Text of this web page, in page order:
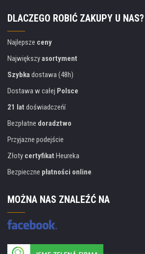
DLACZEGO ROBIĆ ZAKUPY U NAS?
Najlepsze ceny
Największyasortyment
Szybkadostawa (48h)
Dostawa w całej Polsce
21 lat doświadczeńí
Bezpłatne doradztwo
Przyjazne podejście
Złoty certyfikat Heureka
Bezpieczne płatności online
MOŻNA NAS ZNALEŹĆ NA